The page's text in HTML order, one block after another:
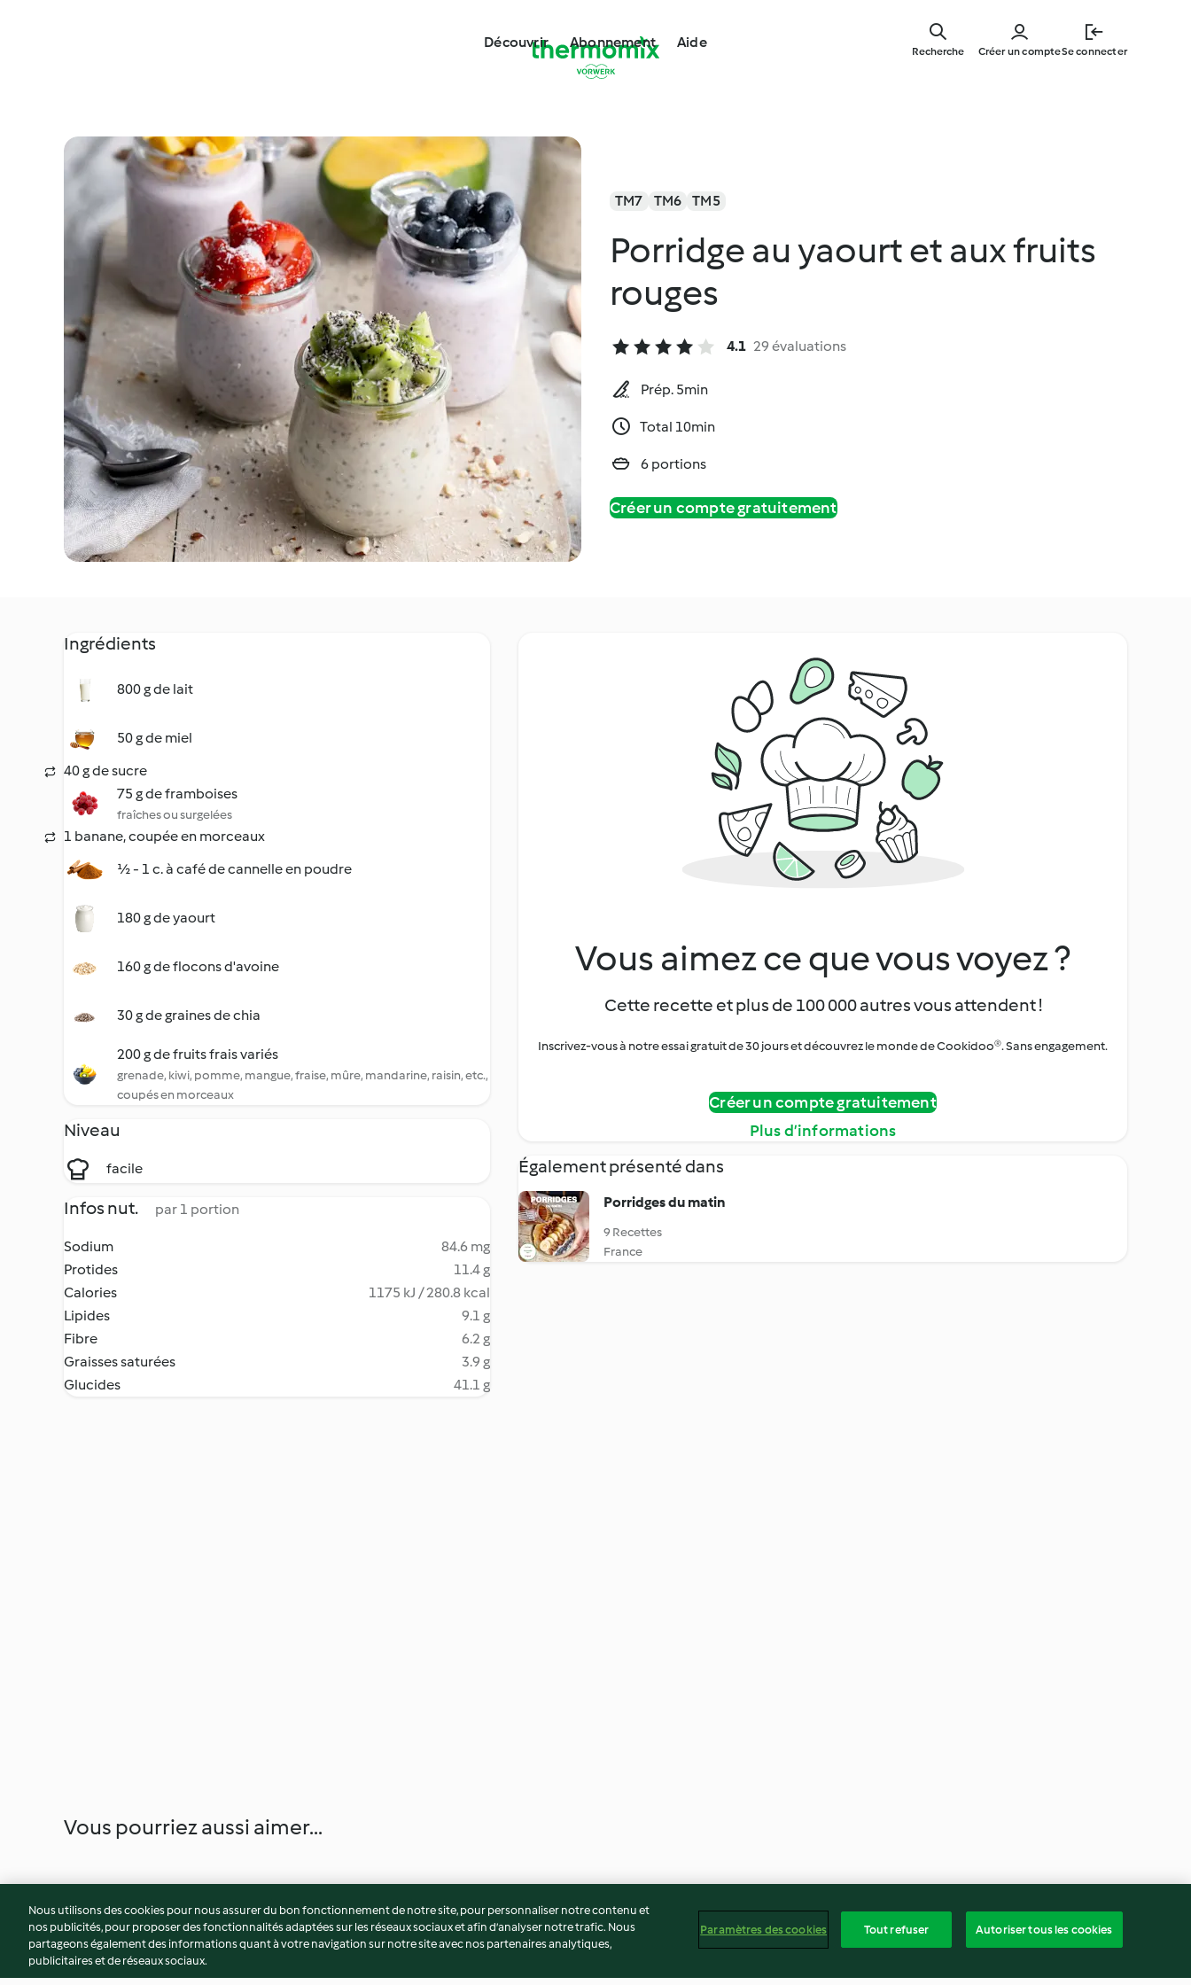
main
Découvrir Abonnement Aide
Créer un compteSe connecter
Recherche
TM7 TM6 TM5
Porridge au yaourt et aux fruits
rouges
4.1 29 évaluations
Prép. 5min
Total 10min
6 portions
Créer un compte gratuitement
Ingrédients
800 g de lait
50 g de miel
40 g de sucre
75 g de framboises
fraîches ou surgelées
1 banane, coupée en morceaux
½ - 1 c. à café de cannelle en poudre
180 g de yaourt
160 g de flocons d'avoine
30 g de graines de chia
200 g de fruits frais variés
grenade, kiwi, pomme, mangue, fraise, mûre, mandarine, raisin, etc.,
coupés en morceaux
Niveau
facile
Infos nut. par 1 portion
Sodium
84.6 mg
Protides
11.4 g
Calories
1175 kJ / 280.8 kcal
Lipides
9.1 g
Fibre
6.2 g
Graisses saturées
3.9 g
Glucides
41.1 g
Vous aimez ce que vous voyez ?
Cette recette et plus de 100 000 autres vous attendent !
Inscrivez-vous à notre essai gratuit de 30 jours et découvrez le monde de Cookidoo®. Sans engagement.
Créer un compte gratuitement
Plus d’informations
Également présenté dans
Porridges du matin
9 Recettes
France
Vous pourriez aussi aimer...
Nous utilisons des cookies pour nous assurer du bon fonctionnement de notre site, pour personnaliser notre contenu et
nos publicités, pour proposer des fonctionnalités adaptées sur les réseaux sociaux et afin d’analyser notre trafic. Nous
partageons également des informations quant à votre navigation sur notre site avec nos partenaires analytiques,
publicitaires et de réseaux sociaux.
Paramètres des cookies Tout refuser Autoriser tous les cookies